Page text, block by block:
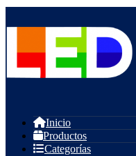
Inicio
Productos
Categorías